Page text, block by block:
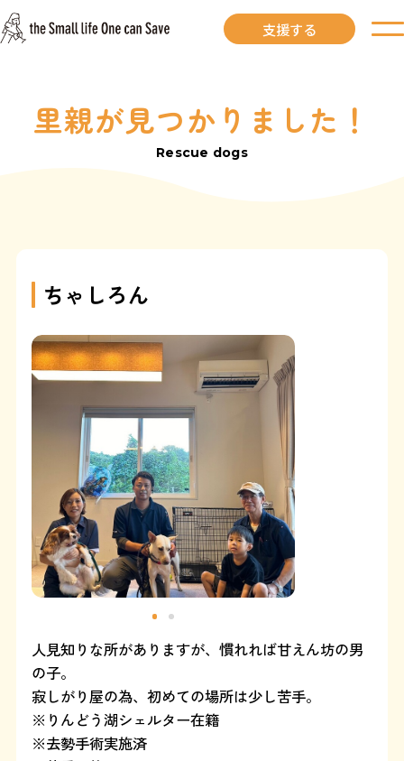
お知らせ
里親が見つかりました
よくある質問
SHOP
ブログ
協賛企業について
支援する
里親が見つかりました！
Rescue dogs
ちゃしろん
人見知りな所がありますが、慣れれば甘えん坊の男
の子。
寂しがり屋の為、初めての場所は少し苦手。
※りんどう湖シェルター在籍
※去勢手術実施済